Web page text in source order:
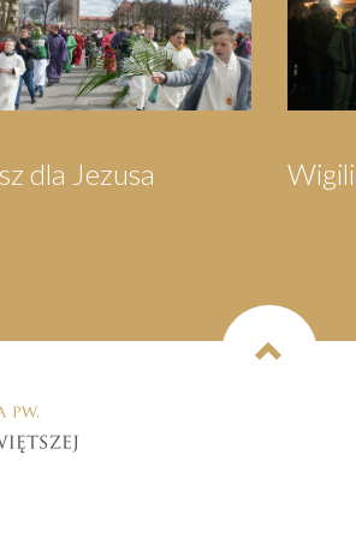
Orszak Trzech Króli